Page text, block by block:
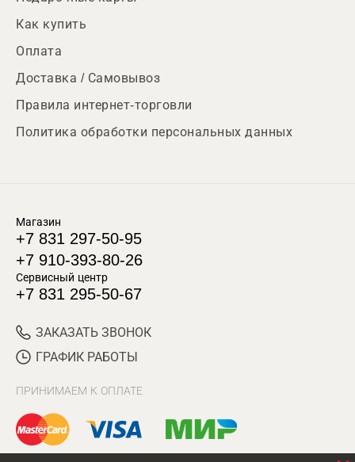
Как купить
Оплата
Доставка / Самовывоз
Правила интернет-торговли
Политика обработки персональных данных
Магазин
+7 831 297-50-95
+7 910-393-80-26
Сервисный центр
+7 831 295-50-67
ЗАКАЗАТЬ ЗВОНОК
ГРАФИК РАБОТЫ
ПРИНИМАЕМ К ОПЛАТЕ